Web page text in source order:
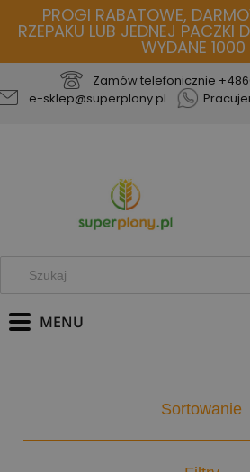
PROGI RABATOWE,
RZEPAKU LUB JEDNEJ PACZKI
WYDANE 1000
Zamów telefonicznie
e-sklep@superplony.pl
Sortowanie